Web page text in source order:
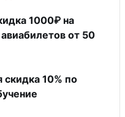
1000₽ на
от 50
10% по